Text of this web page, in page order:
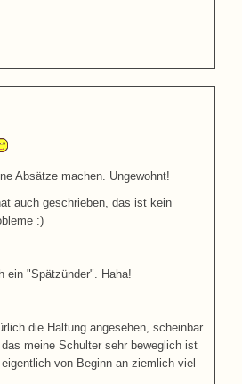
Absätze machen. Ungewohnt!
auch geschrieben, das ist kein
:)
ein "Spätzünder". Haha!
die Haltung angesehen, scheinbar
meine Schulter sehr beweglich ist
von Beginn an ziemlich viel